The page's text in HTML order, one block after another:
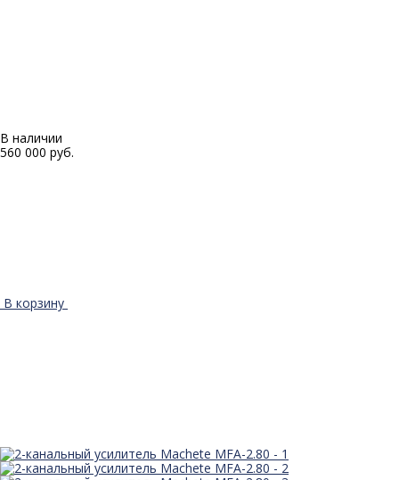
В наличии
560 000 руб.
В корзину